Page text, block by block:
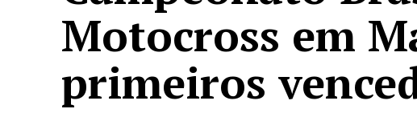
Motocross em
primeiros